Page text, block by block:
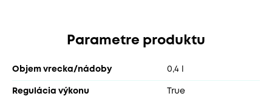
Parametre produktu
Objem vrecka/nádoby 0,4 l
Regulácia výkonu True